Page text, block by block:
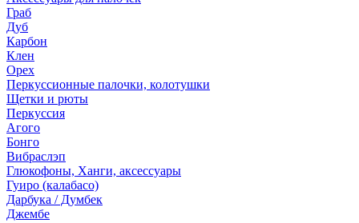
Граб
Дуб
Карбон
Клен
Орех
Перкуссионные палочки, колотушки
Щетки и рюты
Перкуссия
Агого
Бонго
Вибраслэп
Глюкофоны, Ханги, аксессуары
Гуиро (калабасо)
Дарбука / Думбек
Джембе